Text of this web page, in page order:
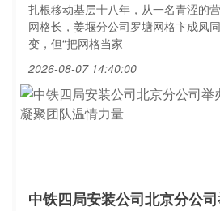
扎根移动基层十八年，从一名青涩的
网格长，姜堰分公司罗塘网格卞成凤
变，但“把网格当家
2026-08-07 14:40:00
中铁四局安装公司北京分公